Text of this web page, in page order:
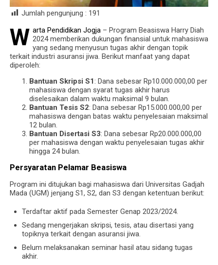
Jumlah pengunjung : 191
W arta Pendidikan Jogja – Program Beasiswa Harry Diah
2024 memberikan dukungan finansial untuk mahasiswa
yang sedang menyusun tugas akhir dengan topik
terkait industri asuransi jiwa. Berikut manfaat yang dapat
diperoleh:
Bantuan Skripsi S1: Dana sebesar Rp10.000.000,00 per
mahasiswa dengan syarat tugas akhir harus
diselesaikan dalam waktu maksimal 9 bulan.
Bantuan Tesis S2: Dana sebesar Rp15.000.000,00 per
mahasiswa dengan batas waktu penyelesaian maksimal
12 bulan.
Bantuan Disertasi S3: Dana sebesar Rp20.000.000,00
per mahasiswa dengan waktu penyelesaian tugas akhir
hingga 24 bulan.
Persyaratan Pelamar Beasiswa
Program ini ditujukan bagi mahasiswa dari Universitas Gadjah
Mada (UGM) jenjang S1, S2, dan S3 dengan ketentuan berikut:
Terdaftar aktif pada Semester Genap 2023/2024.
Sedang mengerjakan skripsi, tesis, atau disertasi yang
topiknya terkait dengan asuransi jiwa.
Belum melaksanakan seminar hasil atau sidang tugas
akhir.